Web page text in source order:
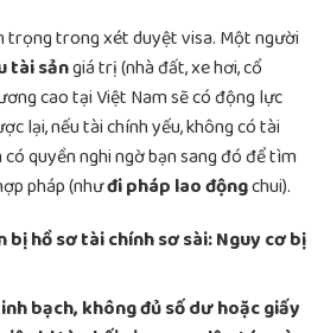
trong xét duyệt visa. Một người
tài sảngiá trị (nhà đất, xe hơi, cổ
cao tại Việt Nam sẽ có động lực
lại, nếu tài chính yếu, không có tài
quyền nghi ngờ bạn sang đó để tìm
pháp (nhưđi pháp lao độngchui).
bị hồ sơ tài chính sơ sài: Nguy cơ bị
bạch, không đủ số dư hoặc giấy